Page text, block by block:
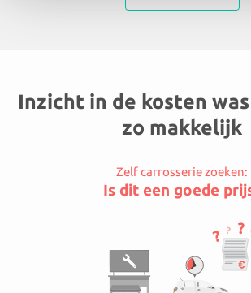
Inzicht in de kosten
zo makkelijk
Zelf carrosserie zoeken:
Is dit een goede